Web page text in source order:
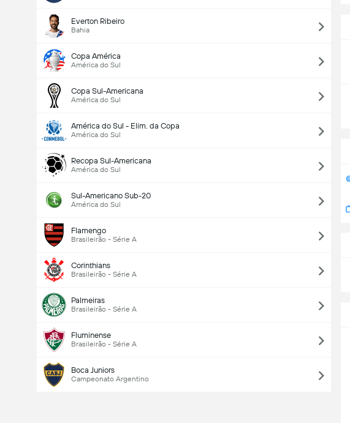
Everton Ribeiro
Bahia
Copa América
América do Sul
Copa Sul-Americana
América do Sul
América do Sul - Elim. da Copa
América do Sul
Recopa Sul-Americana
América do Sul
Sul-Americano Sub-20
América do Sul
Flamengo
Brasileirão - Série A
Corinthians
Brasileirão - Série A
Palmeiras
Brasileirão - Série A
Fluminense
Brasileirão - Série A
Boca Juniors
Campeonato Argentino